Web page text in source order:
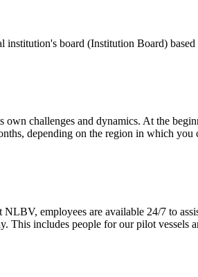
board (Institution Board) based
challenges and dynamics. At the
depending on the region in which you
employees are available 24/7 to
includes people for our pilot vessels